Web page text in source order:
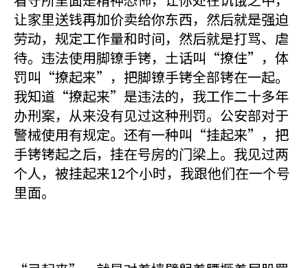
让家里送钱再加价卖给你东西，然后就是强迫
劳动，规定工作量和时间，然后就是打骂、虐
待。违法使用脚镣手铐，土话叫“撩住”，体
罚叫“撩起来”，把脚镣手铐全部铐在一起。
我知道“撩起来”是违法的，我工作二十多年
办刑案，从来没有见过这种刑罚。公安部对于
警械使用有规定。还有一种叫“挂起来”，把
手铐铐起之后，挂在号房的门梁上。我见过两
个人，被挂起来12个小时，我跟他们在一个号
里面。